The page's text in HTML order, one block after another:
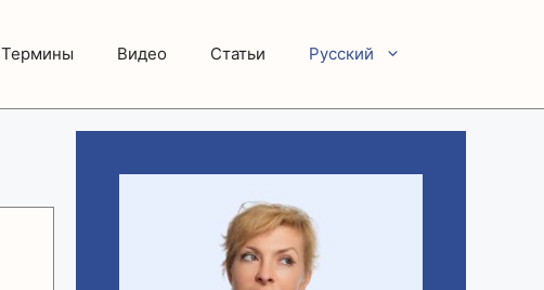
Термины Видео Статьи Русский